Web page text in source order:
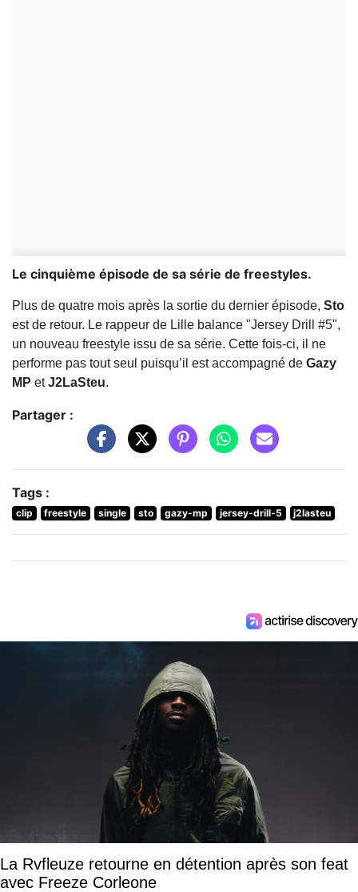
Le cinquième épisode de sa série de freestyles.
Plus de quatre mois après la sortie du dernier épisode, Sto
est de retour. Le rappeur de Lille balance "Jersey Drill #5",
un nouveau freestyle issu de sa série. Cette fois-ci, il ne
performe pas tout seul puisqu’il est accompagné de Gazy
MP etJ2LaSteu.
Partager :
Tags :
clip freestyle single sto gazy-mp jersey-drill-5 j2lasteu
La Rvfleuze retourne en détention après son feat
avec Freeze Corleone